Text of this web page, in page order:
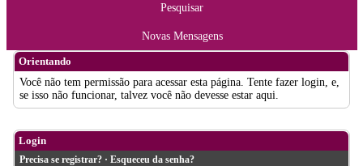
Pesquisar
Novas Mensagens
Orientando
Você não tem permissão para acessar esta página. Tente fazer login, e,
se isso não funcionar, talvez você não devesse estar aqui.
Login
Precisa se registrar? · Esqueceu da senha?